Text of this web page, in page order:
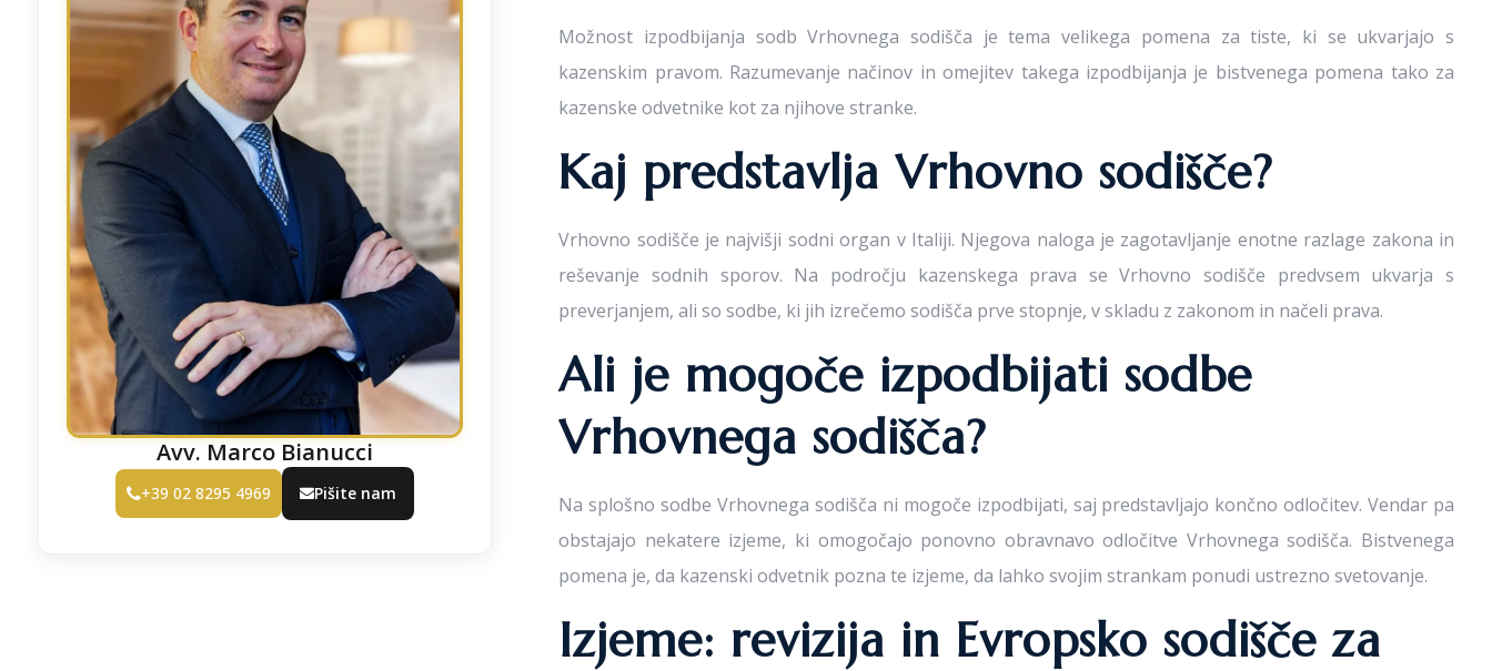
Avv. Marco Bianucci
+39 02 8295 4969 Pišite nam
Možnost izpodbijanja sodb Vrhovnega sodišča je tema velikega pomena za tiste, ki se ukvarjajo s
kazenskim pravom. Razumevanje načinov in omejitev takega izpodbijanja je bistvenega pomena tako za
kazenske odvetnike kot za njihove stranke.
Kaj predstavlja Vrhovno sodišče?
Vrhovno sodišče je najvišji sodni organ v Italiji. Njegova naloga je zagotavljanje enotne razlage zakona in
reševanje sodnih sporov. Na področju kazenskega prava se Vrhovno sodišče predvsem ukvarja s
preverjanjem, ali so sodbe, ki jih izrečemo sodišča prve stopnje, v skladu z zakonom in načeli prava.
Ali je mogoče izpodbijati sodbe
Vrhovnega sodišča?
Na splošno sodbe Vrhovnega sodišča ni mogoče izpodbijati, saj predstavljajo končno odločitev. Vendar pa
obstajajo nekatere izjeme, ki omogočajo ponovno obravnavo odločitve Vrhovnega sodišča. Bistvenega
pomena je, da kazenski odvetnik pozna te izjeme, da lahko svojim strankam ponudi ustrezno svetovanje.
Izjeme: revizija in Evropsko sodišče za